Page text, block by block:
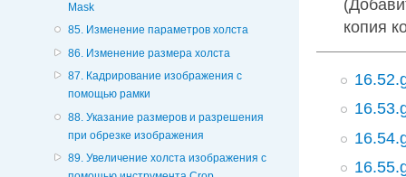
Mask
85. Изменение параметров холста
86. Изменение размера холста
87. Кадрирование изображения с
помощью рамки
88. Указание размеров и разрешения
при обрезке изображения
89. Увеличение холста изображения с
копия